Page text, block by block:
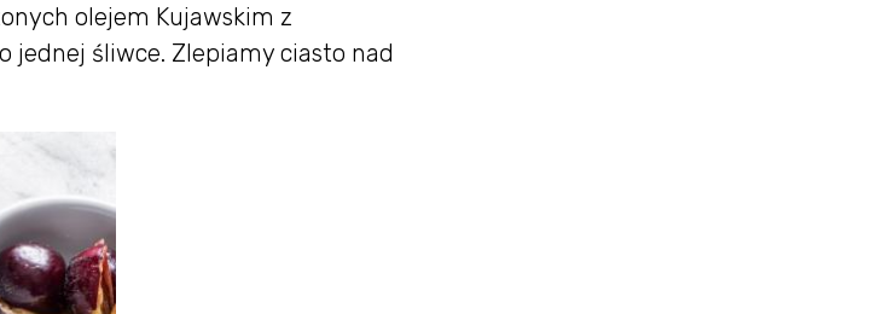
olejem Kujawskim z
jednej śliwce. Zlepiamy ciasto nad